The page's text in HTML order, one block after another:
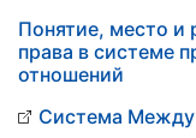
Понятие, место и
права в системе
отношений
Система